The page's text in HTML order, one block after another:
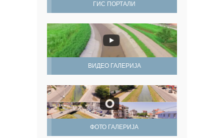
ГИС ПОРТАЛИ
ВИДЕО ГАЛЕРИЈА
ФОТО ГАЛЕРИЈА